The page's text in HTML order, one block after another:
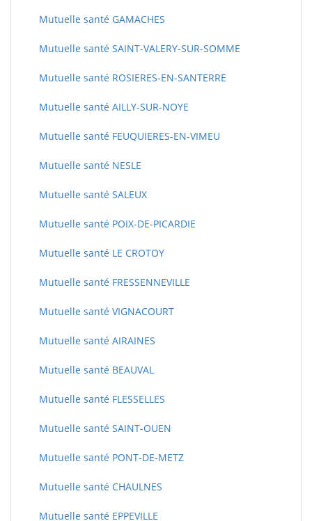
Mutuelle santé GAMACHES
Mutuelle santé SAINT-VALERY-SUR-SOMME
Mutuelle santé ROSIERES-EN-SANTERRE
Mutuelle santé AILLY-SUR-NOYE
Mutuelle santé FEUQUIERES-EN-VIMEU
Mutuelle santé NESLE
Mutuelle santé SALEUX
Mutuelle santé POIX-DE-PICARDIE
Mutuelle santé LE CROTOY
Mutuelle santé FRESSENNEVILLE
Mutuelle santé VIGNACOURT
Mutuelle santé AIRAINES
Mutuelle santé BEAUVAL
Mutuelle santé FLESSELLES
Mutuelle santé SAINT-OUEN
Mutuelle santé PONT-DE-METZ
Mutuelle santé CHAULNES
Mutuelle santé EPPEVILLE